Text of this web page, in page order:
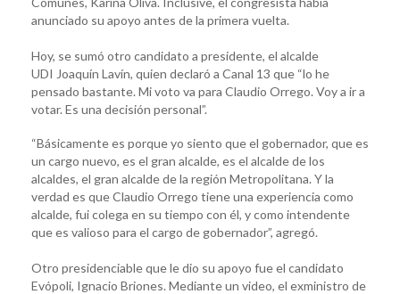
anunciado su apoyo antes de la primera vuelta.
Hoy, se sumó otro candidato a presidente, el alcalde
UDI Joaquín Lavín, quien declaró a Canal 13 que “lo he
pensado bastante. Mi voto va para Claudio Orrego. Voy a ir a
votar. Es una decisión personal”.
“Básicamente es porque yo siento que el gobernador, que es
un cargo nuevo, es el gran alcalde, es el alcalde de los
alcaldes, el gran alcalde de la región Metropolitana. Y la
verdad es que Claudio Orrego tiene una experiencia como
alcalde, fui colega en su tiempo con él, y como intendente
que es valioso para el cargo de gobernador”, agregó.
Otro presidenciable que le dio su apoyo fue el candidato
Evópoli, Ignacio Briones. Mediante un video, el exministro de